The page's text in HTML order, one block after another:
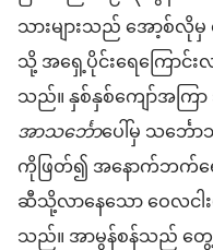
သားများသည် အော့စ်လိုမှ
သို့ အရှေ့ပိုင်းရေကြောင်
သည်။ နှစ်နှစ်ကျော်အက
အာသင်္ဘောပေါ်မှ သင်္ဘေ
ကိုဖြတ်၍ အနောက်ဘက်ရေ
ဆီသို့လာနေသော ဝေလငါ
သည်။ အာမွန်စန်သည် တွေ့